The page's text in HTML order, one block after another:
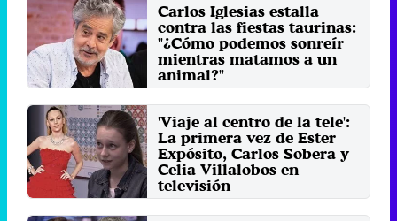
Carlos Iglesias estalla
contra las fiestas taurinas:
"¿Cómo podemos sonreír
mientras matamos a un
animal?"
Lunes 5 Septiembre 2022 13:12
'Viaje al centro de la tele':
La primera vez de Ester
Expósito, Carlos Sobera y
Celia Villalobos en
televisión
Miércoles 4 Noviembre 2020 16:03